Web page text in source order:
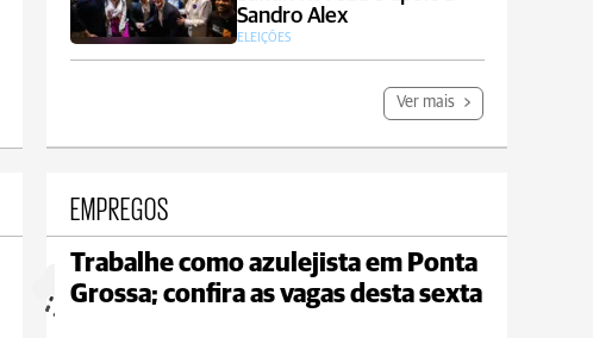
Sandro Alex
ELEIÇÕES
Ver mais
Jaguariaíva
max 22°C min 19°C
EMPREGOS
Trabalhe como azulejista em Ponta
Grossa; confira as vagas desta sexta